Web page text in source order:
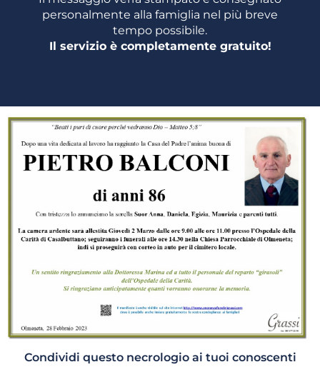
personalmente alla famiglia nel più breve
tempo possibile.
Il servizio è completamente gratuito!
Condividi questo necrologio ai tuoi conoscenti